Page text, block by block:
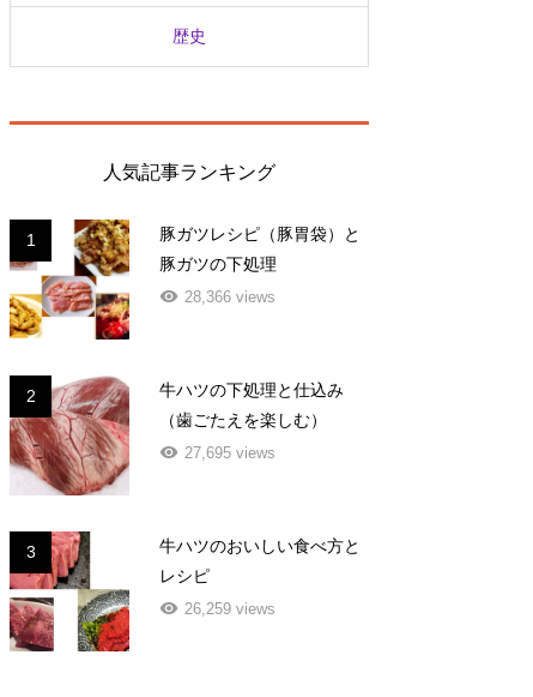
歴史
人気記事ランキング
1
豚ガツレシピ（豚胃袋）と
豚ガツの下処理
28,366 views
2
牛ハツの下処理と仕込み
（歯ごたえを楽しむ）
27,695 views
3
牛ハツのおいしい食べ方と
レシピ
26,259 views